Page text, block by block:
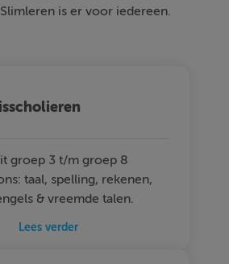
is er voor iedereen.
groep 3 t/m groep 8
taal, spelling, rekenen,
& vreemde talen.
Lees verder